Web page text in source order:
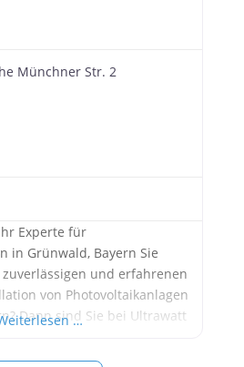
Münchner Str. 2
Experte für
in Grünwald, Bayern Sie
und erfahrenen
von Photovoltaikanlagen
Dann sind Sie bei Ultrawatt
Straße 2 sind wir Ihr
…